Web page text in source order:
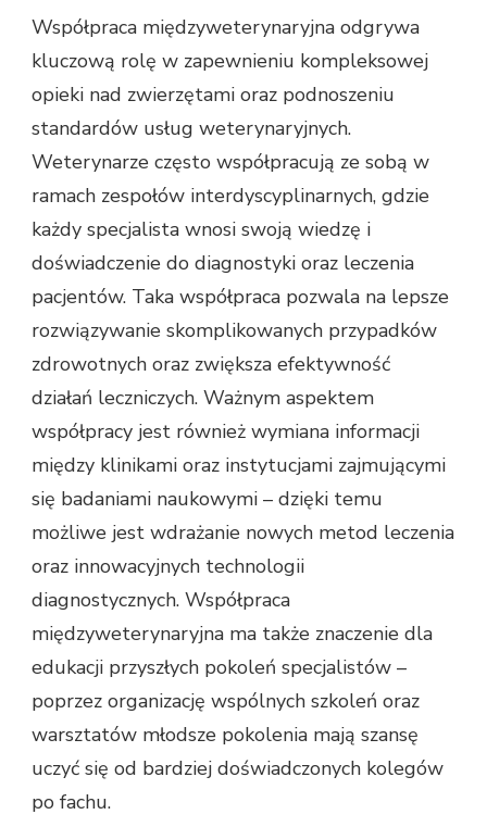
Współpraca międzyweterynaryjna odgrywa
kluczową rolę w zapewnieniu kompleksowej
opieki nad zwierzętami oraz podnoszeniu
standardów usług weterynaryjnych.
Weterynarze często współpracują ze sobą w
ramach zespołów interdyscyplinarnych, gdzie
każdy specjalista wnosi swoją wiedzę i
doświadczenie do diagnostyki oraz leczenia
pacjentów. Taka współpraca pozwala na lepsze
rozwiązywanie skomplikowanych przypadków
zdrowotnych oraz zwiększa efektywność
działań leczniczych. Ważnym aspektem
współpracy jest również wymiana informacji
między klinikami oraz instytucjami zajmującymi
się badaniami naukowymi – dzięki temu
możliwe jest wdrażanie nowych metod leczenia
oraz innowacyjnych technologii
diagnostycznych. Współpraca
międzyweterynaryjna ma także znaczenie dla
edukacji przyszłych pokoleń specjalistów –
poprzez organizację wspólnych szkoleń oraz
warsztatów młodsze pokolenia mają szansę
uczyć się od bardziej doświadczonych kolegów
po fachu.